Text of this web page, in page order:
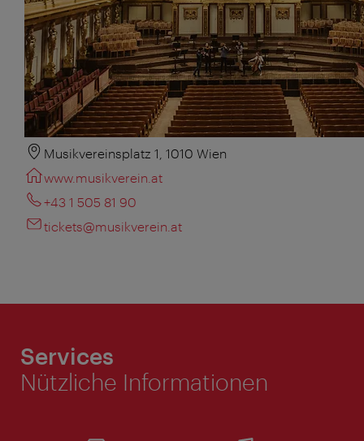
Musikvereinsplatz 1, 1010 Wien
www.musikverein.at
+43 1 505 81 90
tickets@musikverein.at
Services
Nützliche Informationen